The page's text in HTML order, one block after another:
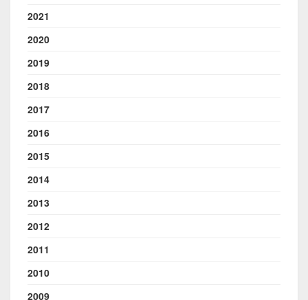
2021
2020
2019
2018
2017
2016
2015
2014
2013
2012
2011
2010
2009